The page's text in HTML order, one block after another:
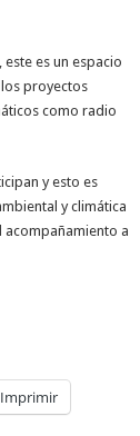
es un espacio
proyectos
como radio
y esto es
y climática
acompañamiento a
Imprimir